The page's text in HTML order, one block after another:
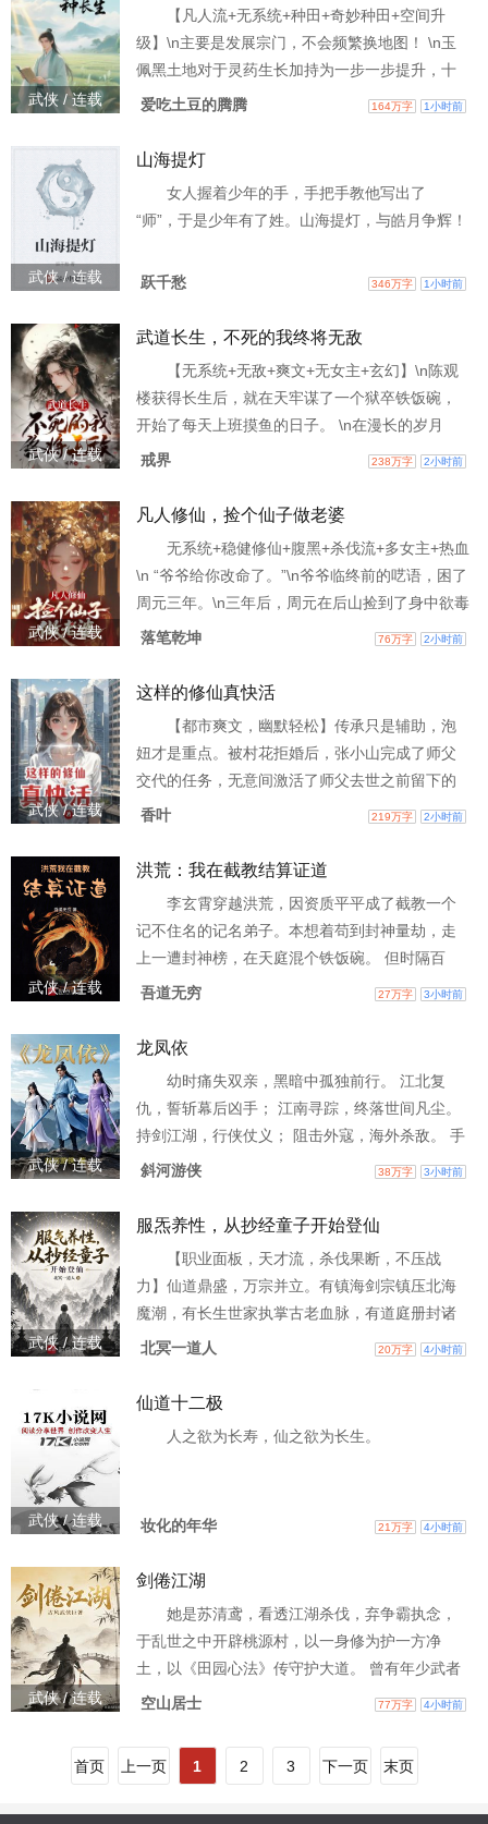
武侠 / 连载
【凡人流+无系统+种田+奇妙种田+空间升
级】\n主要是发展宗门，不会频繁换地图！ \n玉
佩黑土地对于灵药生长加持为一步一步提升，十
倍，百倍，千倍，万倍！ \n陈平，青元宗杂役弟
某一日，打扫废弃丹房，从废料的废墟之中，找
了一个空间。 \n空间之中，有一亩灵田，可种植
灵植。\n不仅如此，陈平还意外的发现。
爱吃土豆的腾腾 164万字 1小时前
武侠 / 连载
山海提灯
女人握着少年的手，手把手教他写出了
“师”，于是少年有了姓。山海提灯，与皓月争辉！
跃千愁 346万字 1小时前
武侠 / 连载
武道长生，不死的我终将无敌
【无系统+无敌+爽文+无女主+玄幻】\n陈观
楼获得长生后，就在天牢谋了一个狱卒铁饭碗，
开始了每天上班摸鱼的日子。 \n在漫长的岁月
中，看他起高楼，看他楼塌了。看他今朝荣登天
三族。看他王权富贵，看他国破家亡。\n变化的是
师，熬死了大宗师，熬死了一个个大佬，终究成
为无敌的存在。
戒界 238万字 2小时前
武侠 / 连载
凡人修仙，捡个仙子做老婆
无系统+稳健修仙+腹黑+杀伐流+多女主+热血
\n “爷爷给你改命了。”\n爷爷临终前的呓语，困了
周元三年。\n三年后，周元在后山捡到了身中欲毒
的绝美仙子。 \n自此，周元以凡人之躯缔结仙
没背景？\n我能凝炼命血，推演大道。\n一滴命血
命血可窥长生大道，一滴命血可压黄金万族！ \n
机缘因果天注定？\n我以命血换
落笔乾坤 76万字 2小时前
武侠 / 连载
这样的修仙真快活
【都市爽文，幽默轻松】传承只是辅助，泡
妞才是重点。被村花拒婚后，张小山完成了师父
交代的任务，无意间激活了师父去世之前留下的
百年记忆，刚进城就捡了个绝美市花老婆......
香叶 219万字 2小时前
武侠 / 连载
洪荒：我在截教结算证道
李玄霄穿越洪荒，因资质平平成了截教一个
记不住名的记名弟子。本想着苟到封神量劫，走
上一遭封神榜，在天庭混个铁饭碗。 但时隔百
年，李玄霄竟发现随自己穿越而来的一面古朴铜
最高的三件事给予机缘。 【结算事件：穿越洪
件：结交三霄！ 】【得机缘：先天灵果-风雷仙
杏】【结算事件：聆听圣道！】【得机缘：先天
灵宝-风雷蒲团】似乎，一
吾道无穷 27万字 3小时前
武侠 / 连载
龙凤依
幼时痛失双亲，黑暗中孤独前行。 江北复
仇，誓斩幕后凶手； 江南寻踪，终落世间凡尘。
持剑江湖，行侠仗义； 阻击外寇，海外杀敌。 手
中的忘情，斩得尽世间万恶，却斩不断心头那一
去眸中那一滴清泪。 是守三代的金兰义，还是结
意？ 家仇国恨下，他该如何决定？ 红尘乱世中，
又该何去何从？ 江湖儿女恩仇录， 风云际会陌上
书。
斜河游侠 38万字 3小时前
武侠 / 连载
服炁养性，从抄经童子开始登仙
【职业面板，天才流，杀伐果断，不压战
力】仙道鼎盛，万宗并立。有镇海剑宗镇压北海
魔潮，有长生世家执掌古老血脉，有道庭册封诸
域仙官，亦有妖国、魔门、神裔遗族暗中争锋。
炁种分九品，多归于二十八星宿道统：东方苍
宿，五行、日月、风雷、阴阳诸脉皆藏其中。 沈
北冥一道人 20万字 4小时前
武侠 / 连载
仙道十二极
人之欲为长寿，仙之欲为长生。
妆化的年华 21万字 4小时前
武侠 / 连载
剑倦江湖
她是苏清鸢，看透江湖杀伐，弃争霸执念，
于乱世之中开辟桃源村，以一身修为护一方净
土，以《田园心法》传守护大道。 曾有年少武者
登门问道，不解武道真谛，她携人踏遍田间地
宁、滋养万物。 大限将至，她召核心弟子，嘱托
传承遗愿，补全《田园心语》，将一生善念与坚
空山居士 77万字 4小时前
首页 上一页 1 2 3 下一页 末页